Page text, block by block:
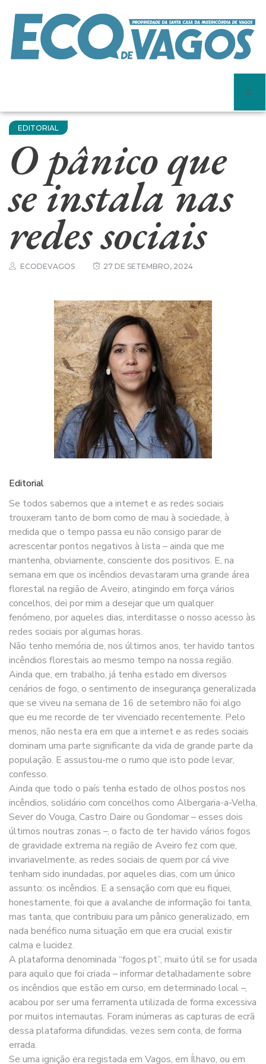
EDITORIAL
O pânico que
se instala nas
redes sociais
ECODEVAGOS 27 DE SETEMBRO, 2024
Editorial
Se todos sabemos que a internet e as redes sociais
trouxeram tanto de bom como de mau à sociedade, à
medida que o tempo passa eu não consigo parar de
acrescentar pontos negativos à lista – ainda que me
mantenha, obviamente, consciente dos positivos. E, na
semana em que os incêndios devastaram uma grande área
florestal na região de Aveiro, atingindo em força vários
concelhos, dei por mim a desejar que um qualquer
fenómeno, por aqueles dias, interditasse o nosso acesso às
redes sociais por algumas horas.
Não tenho memória de, nos últimos anos, ter havido tantos
incêndios florestais ao mesmo tempo na nossa região.
Ainda que, em trabalho, já tenha estado em diversos
cenários de fogo, o sentimento de insegurança generalizada
que se viveu na semana de 16 de setembro não foi algo
que eu me recorde de ter vivenciado recentemente. Pelo
menos, não nesta era em que a internet e as redes sociais
dominam uma parte significante da vida de grande parte da
população. E assustou-me o rumo que isto pode levar,
confesso.
Ainda que todo o país tenha estado de olhos postos nos
incêndios, solidário com concelhos como Albergaria-a-Velha,
Sever do Vouga, Castro Daire ou Gondomar – esses dois
últimos noutras zonas –, o facto de ter havido vários fogos
de gravidade extrema na região de Aveiro fez com que,
invariavelmente, as redes sociais de quem por cá vive
tenham sido inundadas, por aqueles dias, com um único
assunto: os incêndios. E a sensação com que eu fiquei,
honestamente, foi que a avalanche de informação foi tanta,
mas tanta, que contribuiu para um pânico generalizado, em
nada benéfico numa situação em que era crucial existir
calma e lucidez.
A plataforma denominada “fogos.pt”, muito útil se for usada
para aquilo que foi criada – informar detalhadamente sobre
os incêndios que estão em curso, em determinado local –,
acabou por ser uma ferramenta utilizada de forma excessiva
por muitos internautas. Foram inúmeras as capturas de ecrã
dessa plataforma difundidas, vezes sem conta, de forma
errada.
Se uma ignição era registada em Vagos, em Ílhavo, ou em